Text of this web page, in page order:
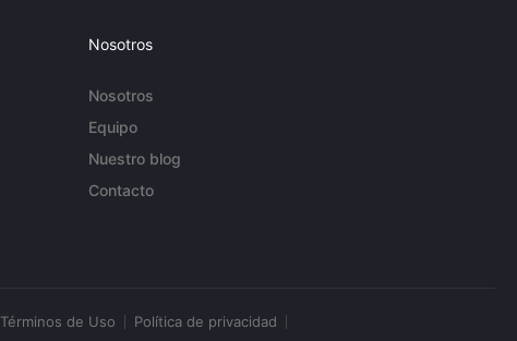
Nosotros
Nosotros
Equipo
Nuestro blog
Contacto
Términos de Uso Política de privacidad